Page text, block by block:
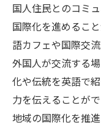
国人住民とのコミ
国際化を進めるこ
語カフェや国際交
外国人が交流する
化や伝統を英語で
力を伝えることが
地域の国際化を推